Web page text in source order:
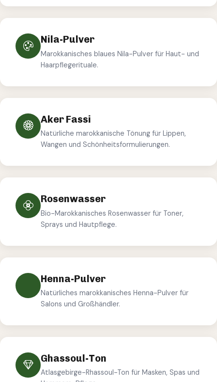
Nila-Pulver
Marokkanisches blaues Nila-Pulver für Haut- und
Haarpflegerituale.
Aker Fassi
Natürliche marokkanische Tönung für Lippen,
Wangen und Schönheitsformulierungen.
Rosenwasser
Bio-Marokkanisches Rosenwasser für Toner,
Sprays und Hautpflege.
Henna-Pulver
Natürliches marokkanisches Henna-Pulver für
Salons und Großhändler.
Ghassoul-Ton
Atlasgebirge-Rhassoul-Ton für Masken, Spas und